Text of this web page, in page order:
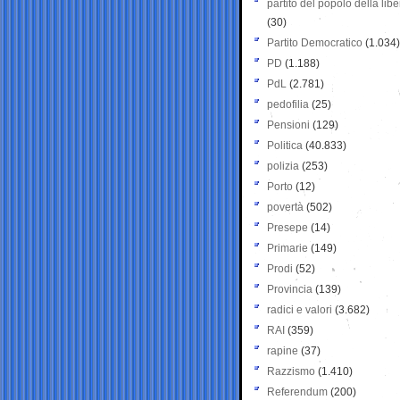
partito del popolo della
(30)
Partito Democratico (1.034)
PD (1.188)
PdL (2.781)
pedofilia (25)
Pensioni (129)
Politica (40.833)
polizia (253)
Porto (12)
povertà (502)
Presepe (14)
Primarie (149)
Prodi (52)
Provincia (139)
radici e valori (3.682)
RAI (359)
rapine (37)
Razzismo (1.410)
Referendum (200)